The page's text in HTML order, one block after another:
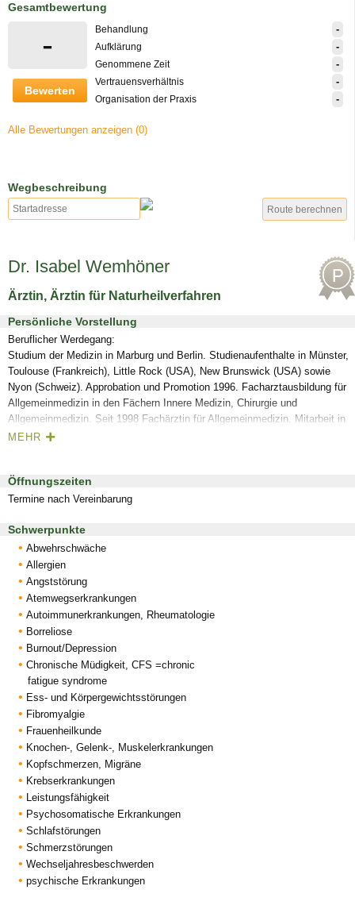
Gesamtbewertung
-
Bewerten
Behandlung -
Aufklärung -
Genommene Zeit -
Vertrauensverhältnis -
Organisation der Praxis -
Alle Bewertungen anzeigen (0)
Wegbeschreibung
Dr. Isabel Wemhöner
Ärztin, Ärztin für Naturheilverfahren
Persönliche Vorstellung
Beruflicher Werdegang:
Studium der Medizin in Marburg und Berlin. Studienaufenthalte in Münster,
Toulouse (Frankreich), Little Rock (USA), New Brunswick (USA) sowie
Nyon (Schweiz). Approbation und Promotion 1996. Facharztausbildung für
Allgemeinmedizin in den Fächern Innere Medizin, Chirurgie und
Allgemeinmedizin. Seit 1998 Fachärztin für Allgemeinmedizin. Mitarbeit in
Praxen verschiedener Fachrichtungen im Anwendungsbereich der
der Klinik für Naturheilverfahren, Klinik von Weckbecker, Bad Brückenau
Weiterbildung in Akupunktur, â“Traditioneller Chinesische Medizinâ€ sowie
Naturheilverfahren
Beruf
Privatärztliche Niederlassung in Würzburg (2009).
Sonstiges
Ärztliche Begleitung bei Krankenwallfahrten des Malteserordens nach
Lourdes (Frankreich).
2010-2016 Fachärztliche Tätigkeit in der Klinik für Naturheilverfahren,
Klinik von Weckbecker, Bad Brückenau.
2010-2016 Fachärztliche Tätigkeit in der Klinik für Naturheilverfahren,
Klinik von Weckbecker, Bad Brückenau.
MEHR
Öffnungszeiten
Termine nach Vereinbarung
Schwerpunkte
Abwehrschwäche
Allergien
Angststörung
Atemwegserkrankungen
Autoimmunerkrankungen, Rheumatologie
Borreliose
Burnout/Depression
Chronische Müdigkeit, CFS =chronic
fatigue syndrome
Ess- und Körpergewichtsstörungen
Fibromyalgie
Frauenheilkunde
Knochen-, Gelenk-, Muskelerkrankungen
Kopfschmerzen, Migräne
Krebserkrankungen
Leistungsfähigkeit
Psychosomatische Erkrankungen
Schlafstörungen
Schmerzstörungen
Wechseljahresbeschwerden
psychische Erkrankungen